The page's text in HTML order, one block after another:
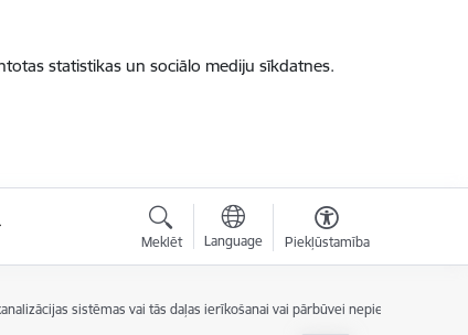
statistikas un sociālo mediju sīkdatnes.
Meklēt Language Piekļūstamība
sistēmas vai tās daļas ierīkošanai vai pārbūvei nepieciešamā